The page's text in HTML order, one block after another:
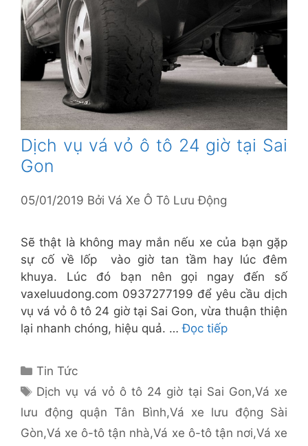
Dịch vụ vá vỏ ô tô 24 giờ tại Sai
Gon
05/01/2019 Bởi Vá Xe Ô Tô Lưu Động
Sẽ thật là không may mắn nếu xe của bạn gặp
sự cố về lốp vào giờ tan tầm hay lúc đêm
khuya. Lúc đó bạn nên gọi ngay đến số
vaxeluudong.com 0937277199 để yêu cầu dịch
vụ vá vỏ ô tô 24 giờ tại Sai Gon, vừa thuận thiện
lại nhanh chóng, hiệu quả. …Đọc tiếp
Danh
mục
Tin Tức
Thẻ
Dịch vụ vá vỏ ô tô 24 giờ tại Sai Gon,Vá xe
lưu động quận Tân Bình,Vá xe lưu động Sài
Gòn,Vá xe ô-tô tận nhà,Vá xe ô-tô tận nơi,Vá xe